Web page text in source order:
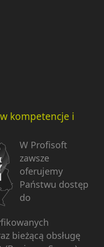
kompetencje i
W Profisoft
zawsze
oferujemy
Państwu dostęp
do
bieżącą obsługę